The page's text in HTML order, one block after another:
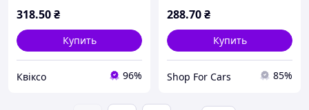
318.50₴
Купить
Квіксо 96%
288.70₴
Купить
Shop For Cars 85%